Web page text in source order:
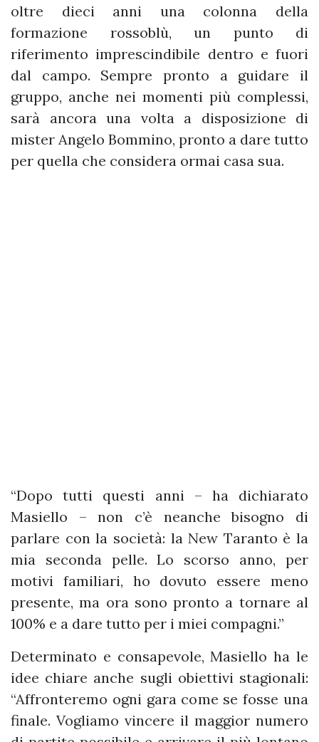
oltre dieci anni una colonna della
formazione rossoblù, un punto di
riferimento imprescindibile dentro e fuori
dal campo. Sempre pronto a guidare il
gruppo, anche nei momenti più complessi,
sarà ancora una volta a disposizione di
mister Angelo Bommino, pronto a dare tutto
per quella che considera ormai casa sua.
“Dopo tutti questi anni – ha dichiarato
Masiello – non c’è neanche bisogno di
parlare con la società: la New Taranto è la
mia seconda pelle. Lo scorso anno, per
motivi familiari, ho dovuto essere meno
presente, ma ora sono pronto a tornare al
100% e a dare tutto per i miei compagni.”
Determinato e consapevole, Masiello ha le
idee chiare anche sugli obiettivi stagionali:
“Affronteremo ogni gara come se fosse una
finale. Vogliamo vincere il maggior numero